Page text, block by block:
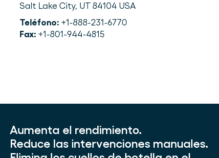
Salt Lake City, UT 84104 USA
Teléfono: +1-888-231-6770
Fax: +1-801-944-4815
Aumenta el rendimiento.
Reduce las intervenciones manuales.